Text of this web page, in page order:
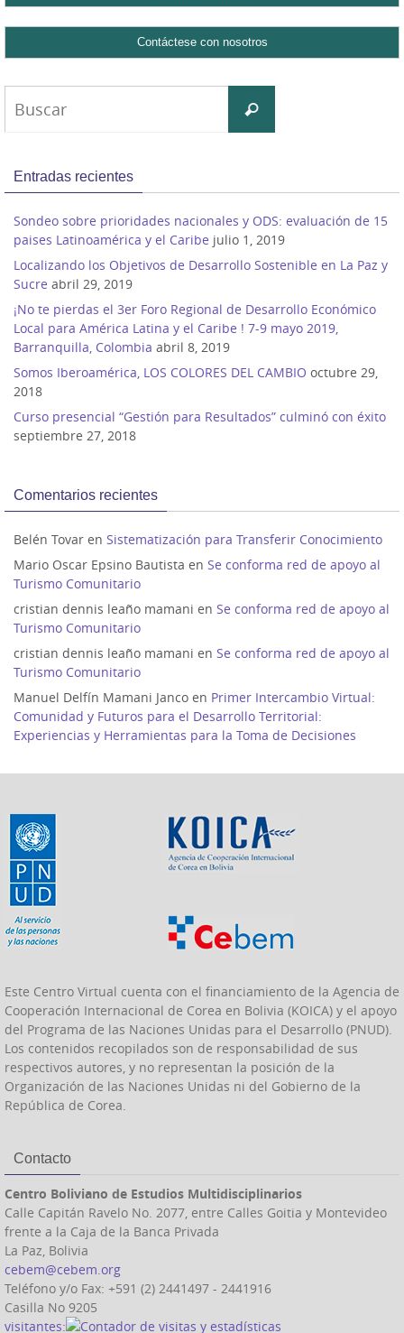
Buscar
Entradas recientes
Sondeo sobre prioridades nacionales y ODS: evaluación de 15
paises Latinoamérica y el Caribe julio 1, 2019
Localizando los Objetivos de Desarrollo Sostenible en La Paz y
Sucre abril 29, 2019
¡No te pierdas el 3er Foro Regional de Desarrollo Económico
Local para América Latina y el Caribe ! 7-9 mayo 2019,
Barranquilla, Colombia abril 8, 2019
Somos Iberoamérica, LOS COLORES DEL CAMBIO octubre 29,
2018
Curso presencial “Gestión para Resultados” culminó con éxito
septiembre 27, 2018
Comentarios recientes
Belén Tovar en Sistematización para Transferir Conocimiento
Mario Oscar Epsino Bautista en Se conforma red de apoyo al
Turismo Comunitario
cristian dennis leaño mamani en Se conforma red de apoyo al
Turismo Comunitario
cristian dennis leaño mamani en Se conforma red de apoyo al
Turismo Comunitario
Manuel Delfín Mamani Janco en Primer Intercambio Virtual:
Comunidad y Futuros para el Desarrollo Territorial:
Experiencias y Herramientas para la Toma de Decisiones
Este Centro Virtual cuenta con el financiamiento de la Agencia de
Cooperación Internacional de Corea en Bolivia (KOICA) y el apoyo
del Programa de las Naciones Unidas para el Desarrollo (PNUD).
Los contenidos recopilados son de responsabilidad de sus
respectivos autores, y no representan la posición de la
Organización de las Naciones Unidas ni del Gobierno de la
República de Corea.
Contacto
Centro Boliviano de Estudios Multidisciplinarios
Calle Capitán Ravelo No. 2077, entre Calles Goitia y Montevideo
frente a la Caja de la Banca Privada
La Paz, Bolivia
cebem@cebem.org
Teléfono y/o Fax: +591 (2) 2441497 - 2441916
Casilla No 9205
visitantes: